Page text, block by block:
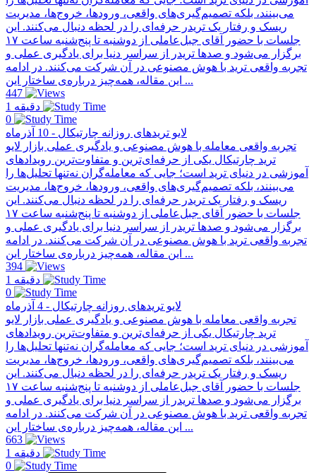
می‌بینند، بلکه تصمیم‌گیری‌های واقعی، ورودها، خروج‌ها، مدیریت
ریسک و رفتار یک تریدر حرفه‌ای را در لحظه دنبال می‌کنند. این
جلسات با حضور آقای جبل‌عاملی از دو‌شنبه تا پنج‌شنبه ساعت ۱۷
برگزار می‌شود و صدها تریدر از سراسر دنیا برای یادگیری عملی و
تجربه واقعی ترید با هوش مصنوعی در آن شرکت می‌کنند. در ادامه
این مقاله، همه‌چیز درباره‌ی ساختار این ...
447
1 دقیقه
0
لایو تریدهای روزانه چارتیکال - 10 آذرماه
تجربه واقعی معامله با هوش مصنوعی و یادگیری عملی بازار لایو
ترید چارتیکال یکی از حرفه‌ای‌ترین و متفاوت‌ترین رویدادهای
آموزشی در دنیای ترید است؛ جایی که معامله‌گران نه‌تنها تحلیل‌ها را
می‌بینند، بلکه تصمیم‌گیری‌های واقعی، ورودها، خروج‌ها، مدیریت
ریسک و رفتار یک تریدر حرفه‌ای را در لحظه دنبال می‌کنند. این
جلسات با حضور آقای جبل‌عاملی از دو‌شنبه تا پنج‌شنبه ساعت ۱۷
برگزار می‌شود و صدها تریدر از سراسر دنیا برای یادگیری عملی و
تجربه واقعی ترید با هوش مصنوعی در آن شرکت می‌کنند. در ادامه
این مقاله، همه‌چیز درباره‌ی ساختار این ...
394
1 دقیقه
0
لایو تریدهای روزانه چارتیکال - 4 آذرماه
تجربه واقعی معامله با هوش مصنوعی و یادگیری عملی بازار لایو
ترید چارتیکال یکی از حرفه‌ای‌ترین و متفاوت‌ترین رویدادهای
آموزشی در دنیای ترید است؛ جایی که معامله‌گران نه‌تنها تحلیل‌ها را
می‌بینند، بلکه تصمیم‌گیری‌های واقعی، ورودها، خروج‌ها، مدیریت
ریسک و رفتار یک تریدر حرفه‌ای را در لحظه دنبال می‌کنند. این
جلسات با حضور آقای جبل‌عاملی از دو‌شنبه تا پنج‌شنبه ساعت ۱۷
برگزار می‌شود و صدها تریدر از سراسر دنیا برای یادگیری عملی و
تجربه واقعی ترید با هوش مصنوعی در آن شرکت می‌کنند. در ادامه
این مقاله، همه‌چیز درباره‌ی ساختار این ...
663
1 دقیقه
0